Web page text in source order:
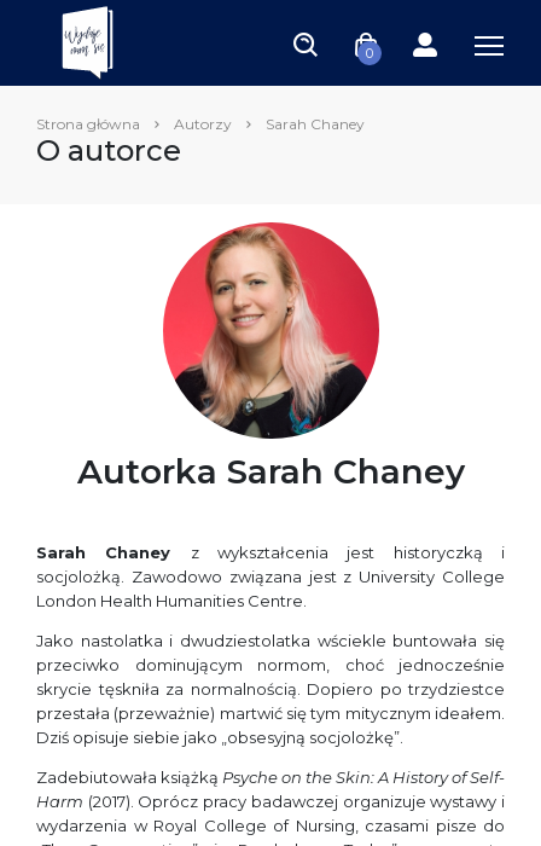
0
Strona główna Autorzy Sarah Chaney
O autorce
Autorka Sarah Chaney
Sarah Chaney z wykształcenia jest historyczką i
socjolożką. Zawodowo związana jest z University College
London Health Humanities Centre.
Jako nastolatka i dwudziestolatka wściekle buntowała się
przeciwko dominującym normom, choć jednocześnie
skrycie tęskniła za normalnością. Dopiero po trzydziestce
przestała (przeważnie) martwić się tym mitycznym ideałem.
Dziś opisuje siebie jako „obsesyjną socjolożkę”.
Zadebiutowała książką Psyche on the Skin: A History of Self-
Harm (2017). Oprócz pracy badawczej organizuje wystawy i
wydarzenia w Royal College of Nursing, czasami pisze do